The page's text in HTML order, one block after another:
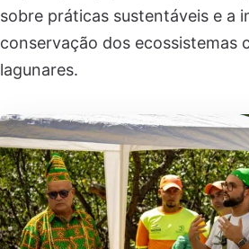
sobre práticas sustentáveis e a
conservação dos ecossistemas
lagunares.